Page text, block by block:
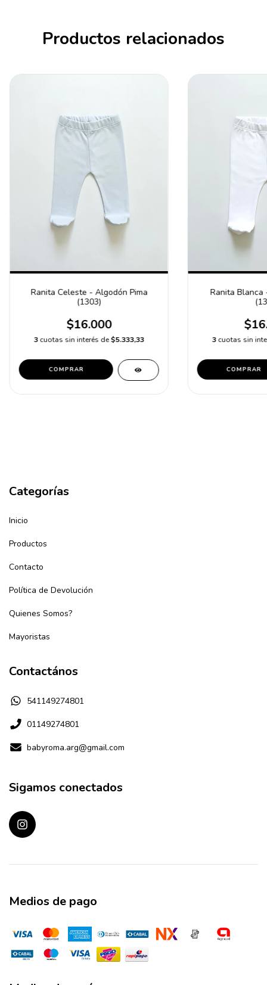
Productos relacionados
Ranita Celeste - Algodón Pima
(1303)
$16.000
3cuotas sin interés de$5.333,33
COMPRAR
Ranita Blanca
3 cuotas sin
COMPRAR
Categorías
Inicio
Productos
Contacto
Política de Devolución
Quienes Somos?
Mayoristas
Contactános
541149274801
01149274801
babyroma.arg@gmail.com
Sigamos conectados
Medios de pago